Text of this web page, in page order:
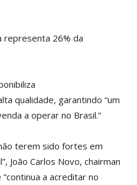
representa 26% da
qualidade, garantindo “um
a operar no Brasil.”
terem sido fortes em
João Carlos Novo, chairman
a acreditar no